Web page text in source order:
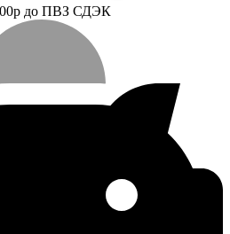
до ПВЗ СДЭК